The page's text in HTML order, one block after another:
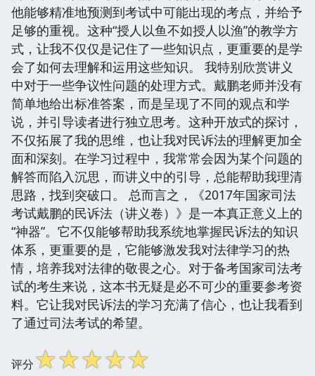
他能够精准地预测到考试中可能出现的考点，并给予
足够的重视。这种“授人以鱼不如授人以渔”的教学方
式，让我不仅仅是记住了一些知识点，更重要的是学
会了如何去理解和运用这些知识。 我特别欣赏讲义
中对于一些争议性问题的处理方式。戴鹏老师并没有
简单地给出标准答案，而是呈现了不同的观点和学
说，并引导读者进行独立思考。这种开放式的探讨，
不仅拓展了我的思维，也让我对民诉法的理解更加全
面和深刻。在学习过程中，我常常会因为某个问题的
解答而陷入沉思，而讲义中的引导，总能帮助我理清
思路，找到突破口。 总而言之，《2017年国家司法
考试戴鹏的民诉法（讲义卷）》是一本真正意义上的
“神器”。它不仅能够帮助我系统地掌握民诉法的知识
体系，更重要的是，它能够激发我对法律学习的热
情，培养我对法律的敬畏之心。对于备考国家司法考
试的考生来说，这本书无疑是必不可少的重要参考资
料。它让我对民诉法的学习充满了信心，也让我看到
了通过司法考试的希望。
评分☆☆☆☆☆